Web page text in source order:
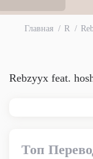
Главная R
Rebzyyx feat.
Топ